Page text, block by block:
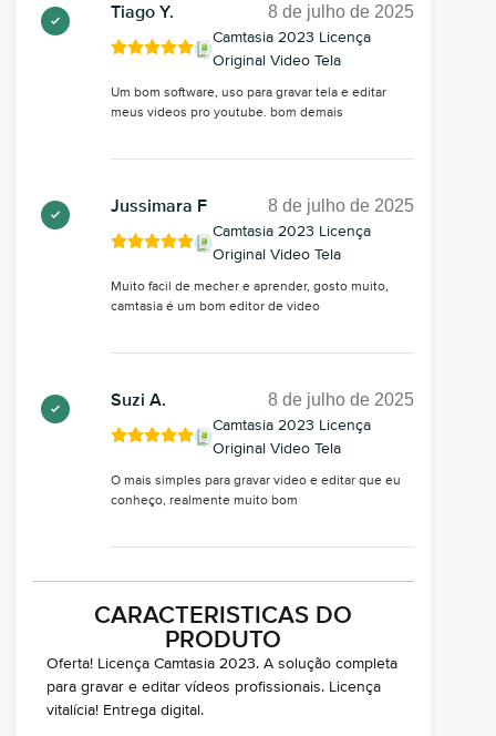
Tiago Y. 8 de julho de 2025
Camtasia 2023 Licença
Original Video Tela
Um bom software, uso para gravar tela e editar
meus videos pro youtube. bom demais
Jussimara F 8 de julho de 2025
Camtasia 2023 Licença
Original Video Tela
Muito facil de mecher e aprender, gosto muito,
camtasia é um bom editor de video
Suzi A. 8 de julho de 2025
Camtasia 2023 Licença
Original Video Tela
O mais simples para gravar video e editar que eu
conheço, realmente muito bom
CARACTERISTICAS DO
PRODUTO
Oferta! Licença Camtasia 2023. A solução completa
para gravar e editar vídeos profissionais. Licença
vitalícia! Entrega digital.